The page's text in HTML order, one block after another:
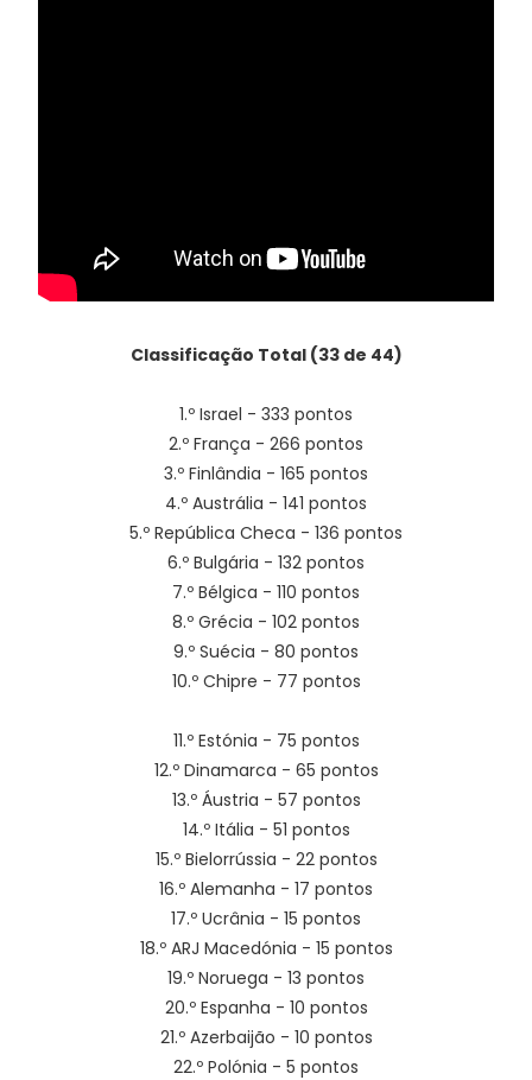
Classificação Total (33 de 44)
1.º Israel - 333 pontos
2.º França - 266 pontos
3.º Finlândia - 165 pontos
4.º Austrália - 141 pontos
5.º República Checa - 136 pontos
6.º Bulgária - 132 pontos
7.º Bélgica - 110 pontos
8.º Grécia - 102 pontos
9.º Suécia - 80 pontos
10.º Chipre - 77 pontos
11.º Estónia - 75 pontos
12.º Dinamarca - 65 pontos
13.º Áustria - 57 pontos
14.º Itália - 51 pontos
15.º Bielorrússia - 22 pontos
16.º Alemanha - 17 pontos
17.º Ucrânia - 15 pontos
18.º ARJ Macedónia - 15 pontos
19.º Noruega - 13 pontos
20.º Espanha - 10 pontos
21.º Azerbaijão - 10 pontos
22.º Polónia - 5 pontos